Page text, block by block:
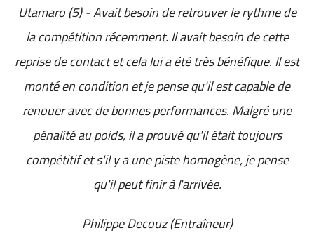
Utamaro (5) - Avait besoin de retrouver le rythme de
la compétition récemment. Il avait besoin de cette
reprise de contact et cela lui a été très bénéfique. Il est
monté en condition et je pense qu'il est capable de
renouer avec de bonnes performances. Malgré une
pénalité au poids, il a prouvé qu'il était toujours
compétitif et s'il y a une piste homogène, je pense
qu'il peut finir à l'arrivée.
Philippe Decouz (Entraîneur)